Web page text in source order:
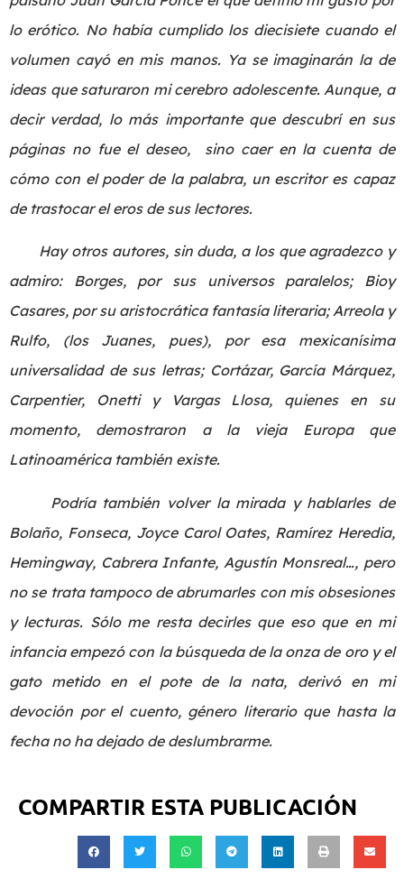
lo erótico. No había cumplido los diecisiete cuando el
volumen cayó en mis manos. Ya se imaginarán la de
ideas que saturaron mi cerebro adolescente. Aunque, a
decir verdad, lo más importante que descubrí en sus
páginas no fue el deseo, sino caer en la cuenta de
cómo con el poder de la palabra, un escritor es capaz
de trastocar el eros de sus lectores.
Hay otros autores, sin duda, a los que agradezco y
admiro: Borges, por sus universos paralelos; Bioy
Casares, por su aristocrática fantasía literaria; Arreola y
Rulfo, (los Juanes, pues), por esa mexicanísima
universalidad de sus letras; Cortázar, García Márquez,
Carpentier, Onetti y Vargas Llosa, quienes en su
momento, demostraron a la vieja Europa que
Latinoamérica también existe.
Podría también volver la mirada y hablarles de
Bolaño, Fonseca, Joyce Carol Oates, Ramírez Heredia,
Hemingway, Cabrera Infante, Agustín Monsreal…, pero
no se trata tampoco de abrumarles con mis obsesiones
y lecturas. Sólo me resta decirles que eso que en mi
infancia empezó con la búsqueda de la onza de oro y el
gato metido en el pote de la nata, derivó en mi
devoción por el cuento, género literario que hasta la
fecha no ha dejado de deslumbrarme.
COMPARTIR ESTA PUBLICACIÓN